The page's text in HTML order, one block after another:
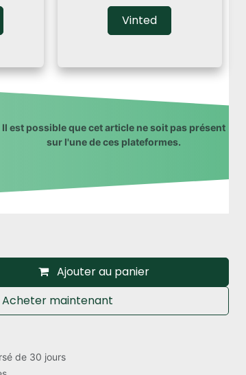
Vinted
Il est possible que cet article ne soit pas présent
sur l'une de ces plateformes.​
Ajouter au panier
Acheter maintenant
de 30 jours